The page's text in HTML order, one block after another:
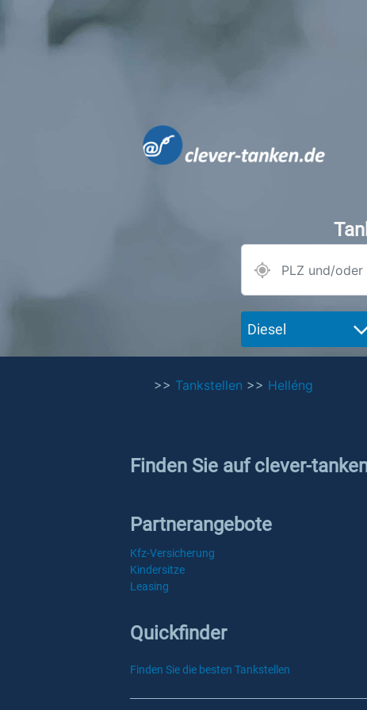
Diesel
>> Tankstellen >> Helléng
Finden Sie auf clever-
Partnerangebote
Kfz-Versicherung
Kindersitze
Leasing
Quickfinder
Finden Sie die besten Tankstellen